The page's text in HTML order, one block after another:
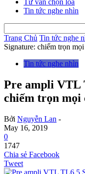
Tư vấn chọn loa
Tin tức nghe nhìn
Trang Chủ Tin tức nghe
Signature: chiếm trọn
Tin tức nghe nhìn
Pre ampli VTL
chiếm trọn mọi
Bởi Nguyễn Lan -
May 16, 2019
0
1747
Chia sẻ Facebook
Tweet